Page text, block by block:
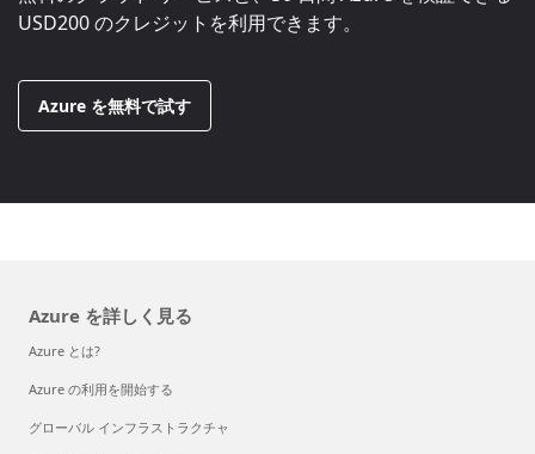
USD200のクレジットを利用できます。
Azure を無料で試す
Azure を詳しく見る
Azure とは?
Azure の利用を開始する
グローバル インフラストラクチャ